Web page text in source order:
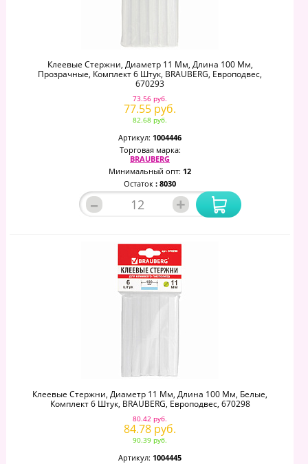
Клеевые Стержни, Диаметр 11 Мм, Длина 100 Мм,
Прозрачные, Комплект 6 Штук, BRAUBERG, Европодвес,
670293
73.56 руб.
77.55 руб.
82.68 руб.
Артикул: 1004446
Торговая марка:
BRAUBERG
Минимальный опт: 12
Остаток : 8030
– +
Клеевые Стержни, Диаметр 11 Мм, Длина 100 Мм, Белые,
Комплект 6 Штук, BRAUBERG, Европодвес, 670298
80.42 руб.
84.78 руб.
90.39 руб.
Артикул: 1004445